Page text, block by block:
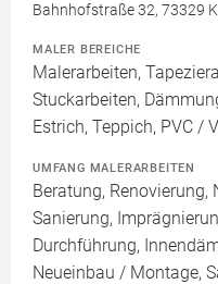
Bahnhofstraße 32, 73329
MALER BEREICHE
Malerarbeiten,
Stuckarbeiten,
Estrich, Teppich, PVC /
UMFANG MALERARBEITEN
Beratung, Renovierung,
Sanierung,
Durchführung,
Neueinbau / Montage,